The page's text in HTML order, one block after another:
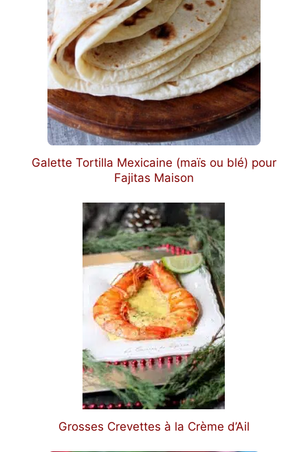
Galette Tortilla Mexicaine (maïs ou blé) pour
Fajitas Maison
Grosses Crevettes à la Crème d’Ail